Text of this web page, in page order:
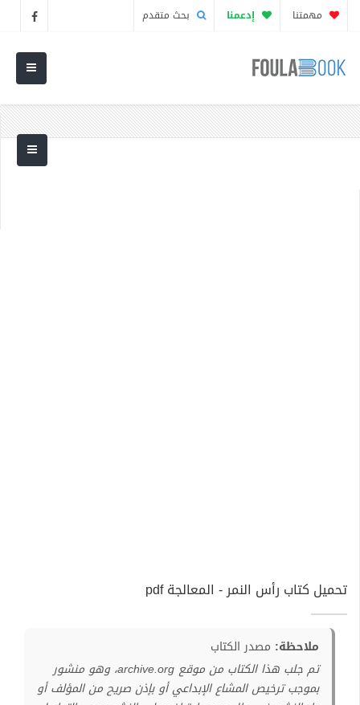
مهمتنا إدعمنا بحث متقدم
تحميل كتاب رأس النمر - المعالجة pdf
ملاحظة: مصدر الكتاب
تم جلب هذا الكتاب من موقع archive.org، وهو منشور
بموجب ترخيص المشاع الإبداعي أو بإذن صريح من المؤلف أو